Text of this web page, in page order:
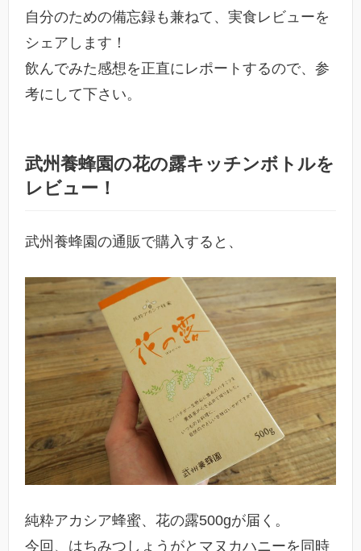
自分のための備忘録も兼ねて、実食レビューを
シェアします！
飲んでみた感想を正直にレポートするので、参
考にして下さい。
武州養蜂園の花の露キッチンボトルを
レビュー！
武州養蜂園の通販で購入すると、
純粋アカシア蜂蜜、花の露500gが届く。
今回、はちみつしょうがとマヌカハニーを同時